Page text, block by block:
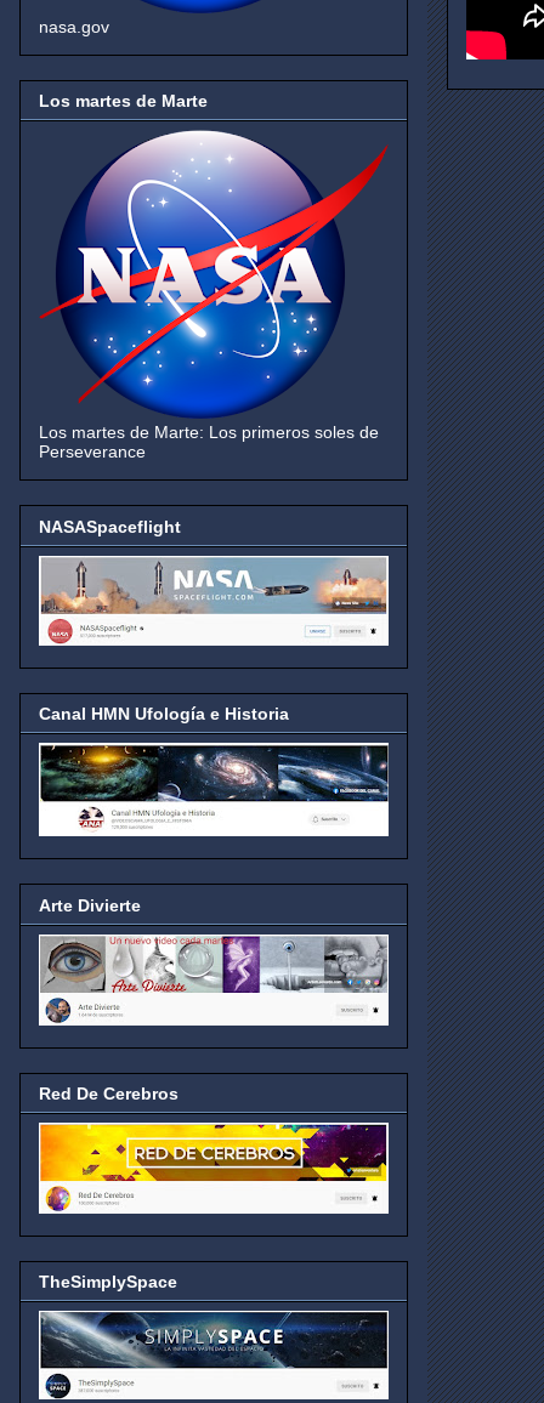
nasa.gov
Los martes de Marte
Los martes de Marte: Los primeros soles de
Perseverance
NASASpaceflight
Canal HMN Ufología e Historia
Arte Divierte
Red De Cerebros
TheSimplySpace